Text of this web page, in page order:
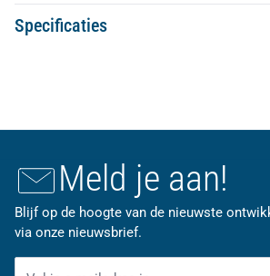
Specificaties
Meld je aan!
Blijf op de hoogte van de nieuwste
via onze nieuwsbrief.